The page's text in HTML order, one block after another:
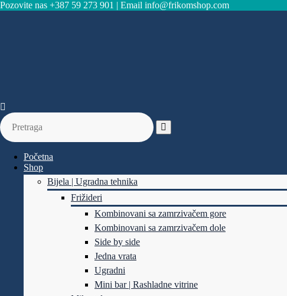
Pozovite nas +387 59 273 901 | Email info@frikomshop.com
Početna
Shop
Bijela | Ugradna tehnika
Frižideri
Kombinovani sa zamrzivačem gore
Kombinovani sa zamrzivačem dole
Side by side
Jedna vrata
Ugradni
Mini bar | Rashladne vitrine